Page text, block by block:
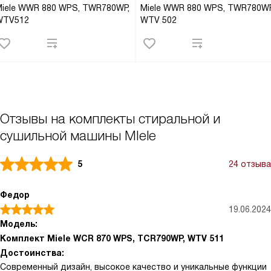
WWR 880 WPS, TWR780WP,
Miele WWR 880 WPS,
WTV 502
Отзывы на комплекты стиральной и
сушильной машины MIele
5 24 отзыва
Федор
19.06.2024
Модель:
Комплект Miele WCR 870 WPS, TCR790WP, WTV 511
Достоинства:
Современный дизайн, высокое качество и уникальные функции